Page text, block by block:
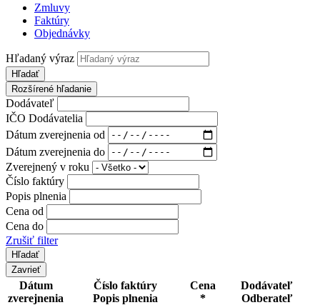
Zmluvy
Faktúry
Objednávky
Hľadaný výraz
Hľadať
Rozšírené hľadanie
Dodávateľ
IČO Dodávatelia
Dátum zverejnenia od
Dátum zverejnenia do
Zverejnený v roku
Číslo faktúry
Popis plnenia
Cena od
Cena do
Zrušiť filter
Zavrieť
Dátum
zverejnenia
Číslo faktúry
Popis plnenia
Cena
*
Dodávateľ
Odberateľ